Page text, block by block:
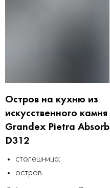
Остров на кухню из
искусственного камня
Grandex Pietra Absorb
D312
столешница;
остров.